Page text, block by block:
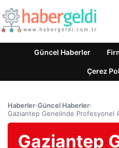
Güncel Haberler
Çerez
Haberler›Güncel Haberler›
Gaziantep Genelinde Profesyonel
Gaziantep